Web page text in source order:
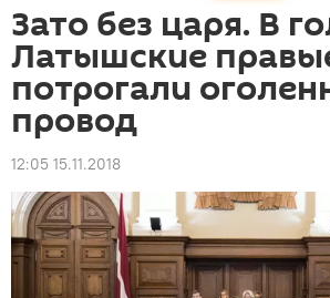
Зато без царя. В
Латышские
потрогали
провод
12:05 15.11.2018